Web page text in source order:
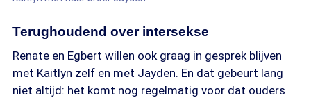
Terughoudend over intersekse
Renate en Egbert willen ook graag in gesprek blijven
met Kaitlyn zelf en met Jayden. En dat gebeurt lang
niet altijd: het komt nog regelmatig voor dat ouders